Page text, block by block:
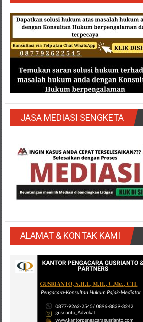
Bekasi/Jakarta
selatan/
Jakarta
Utara/
Jakarta
Pusat/
Karawang/
Lampung
Barat/
Lampung
Timur/Lampung/
Bengkulu/
Medan/
Damasyaraya/
Solok/
Selatan/Padang
barat/
Padang
Utara/
Kota
JASA MEDIASI SENGKETA
ALAMAT & KONTAK KAMI